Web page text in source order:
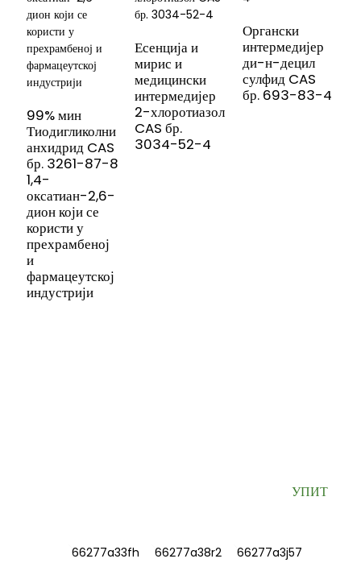
99% мин
Тиодигликолни
анхидрид CAS
бр. 3261-87-8
1,4-
оксатиан-2,6-
дион који се
користи у
прехрамбеној
и
фармацеутској
индустрији
Есенција и
мирис и
медицински
интермедијер
2-хлоротиазол
CAS бр.
3034-52-4
Органски
интермедијер
ди-н-децил
сулфид CAS
бр. 693-83-4
УПИТ